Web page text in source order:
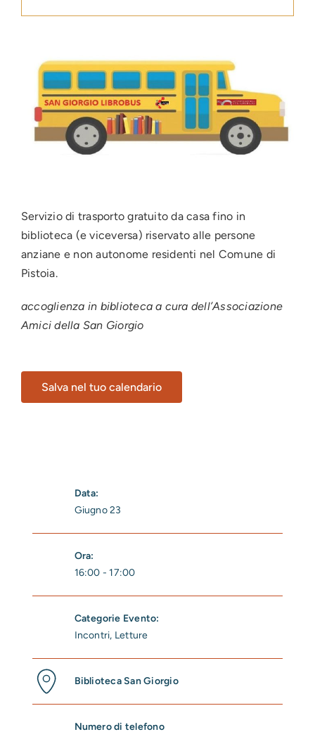
News
Login
Servizio di trasporto gratuito da casa fino in
biblioteca (e viceversa) riservato alle persone
anziane e non autonome residenti nel Comune di
Pistoia.
accoglienza in biblioteca a cura dell’Associazione
Amici della San Giorgio
Salva nel tuo calendario
Data:
Giugno 23
Ora:
16:00 - 17:00
Categorie Evento:
Incontri, Letture
Biblioteca San Giorgio
Numero di telefono